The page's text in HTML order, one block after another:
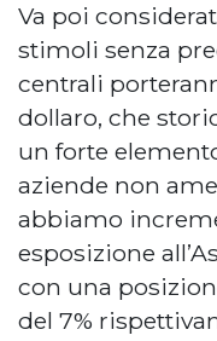
Va poi
stimoli senza
centrali
dollaro, che
un forte
aziende non
abbiamo
esposizione
con una
del 7%